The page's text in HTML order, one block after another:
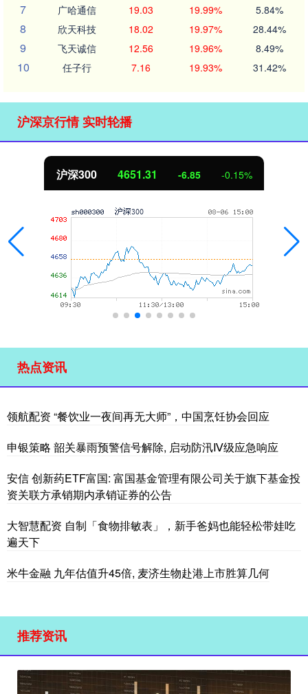
7 广哈通信 19.03 19.99% 5.84%
8 欣天科技 18.02 19.97% 28.44%
9 飞天诚信 12.56 19.96% 8.49%
10 任子行 7.16 19.93% 31.42%
沪深京行情 实时轮播
北证50 1122.88 3.42 0.30%
热点资讯
领航配资 “餐饮业一夜间再无大师”，中国烹饪协会回应
申银策略 韶关暴雨预警信号解除, 启动防汛Ⅳ级应急响应
安信 创新药ETF富国: 富国基金管理有限公司关于旗下基金投
资关联方承销期内承销证券的公告
大智慧配资 自制「食物排敏表」，新手爸妈也能轻松带娃吃
遍天下
米牛金融 九年估值升45倍, 麦济生物赴港上市胜算几何
推荐资讯